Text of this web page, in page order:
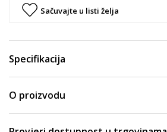
Sačuvajte u listi želja
Specifikacija
O proizvodu